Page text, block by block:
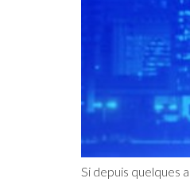
Si depuis quelques